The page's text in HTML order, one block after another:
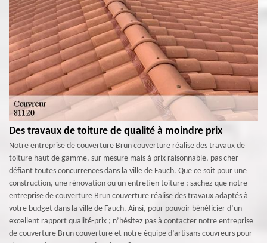
Des travaux de toiture de qualité à moindre prix
Notre entreprise de couverture Brun couverture réalise des travaux de
toiture haut de gamme, sur mesure mais à prix raisonnable, pas cher
défiant toutes concurrences dans la ville de Fauch. Que ce soit pour une
construction, une rénovation ou un entretien toiture ; sachez que notre
entreprise de couverture Brun couverture réalise des travaux adaptés à
votre budget dans la ville de Fauch. Ainsi, pour pouvoir bénéficier d’un
excellent rapport qualité-prix ; n’hésitez pas à contacter notre entreprise
de couverture Brun couverture et notre équipe d’artisans couvreurs pour